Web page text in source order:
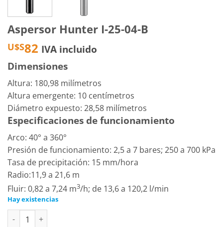
Aspersor Hunter I-25-04-B
U$S82 IVA incluido
Dimensiones
Altura: 180,98 milímetros
Altura emergente: 10 centímetros
Diámetro expuesto: 28,58 milímetros
Especificaciones de funcionamiento
Arco: 40° a 360°
Presión de funcionamiento: 2,5 a 7 bares; 250 a 700 kPa
Tasa de precipitación: 15 mm/hora
Radio:11,9 a 21,6 m
Fluir: 0,82 a 7,24 m3/h; de 13,6 a 120,2 l/min
Hay existencias
Aspersor Hunter I-25-04-B cantidad